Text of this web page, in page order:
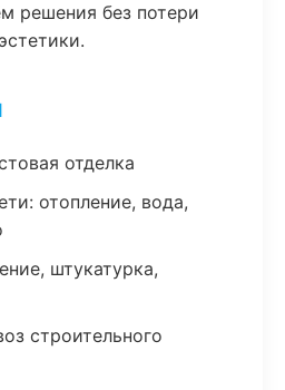
решения без потери
отделка
отопление, вода,
штукатурка,
строительного